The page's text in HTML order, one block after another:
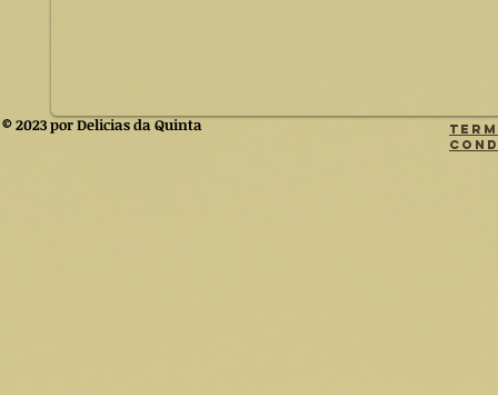
© 2023 por Delicias da Quinta